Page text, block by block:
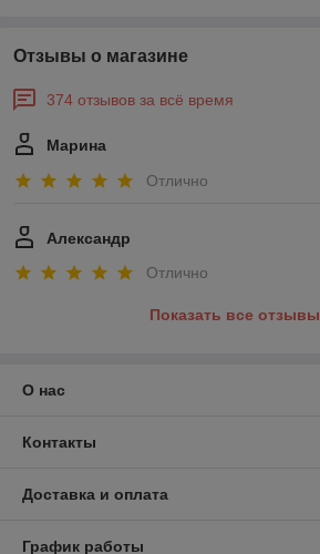
Отзывы о магазине
374 отзывов за всё время
Марина
Отлично
Александр
Отлично
Показать все отзывы
О нас
Контакты
Доставка и оплата
График работы